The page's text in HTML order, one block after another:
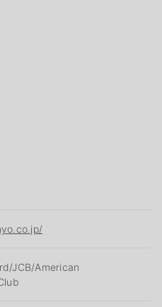
JCB/American